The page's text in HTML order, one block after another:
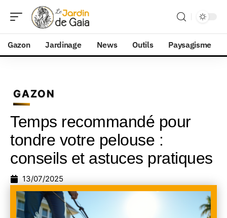
Gazon Jardinage News Outils Paysagisme
GAZON
Temps recommandé pour
tondre votre pelouse :
conseils et astuces pratiques
13/07/2025